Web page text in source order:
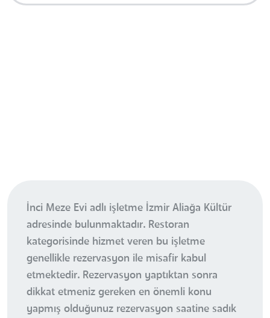
İnci Meze Evi adlı işletme İzmir Aliağa Kültür
adresinde bulunmaktadır. Restoran
kategorisinde hizmet veren bu işletme
genellikle rezervasyon ile misafir kabul
etmektedir. Rezervasyon yaptıktan sonra
dikkat etmeniz gereken en önemli konu
yapmış olduğunuz rezervasyon saatine sadık